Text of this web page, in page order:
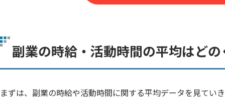
副業の時給・活動時間の平均はどの
まずは、副業の時給や活動時間に関する平均データを見てい